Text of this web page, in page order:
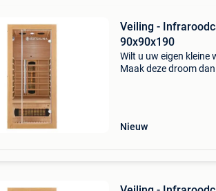
Veiling -
90x90x190
Wilt u uw eigen kleine
Maak deze droom
Nieuw